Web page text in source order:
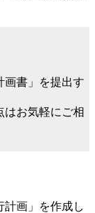
画書」を提出す
はお気軽にご相
計画」を作成し